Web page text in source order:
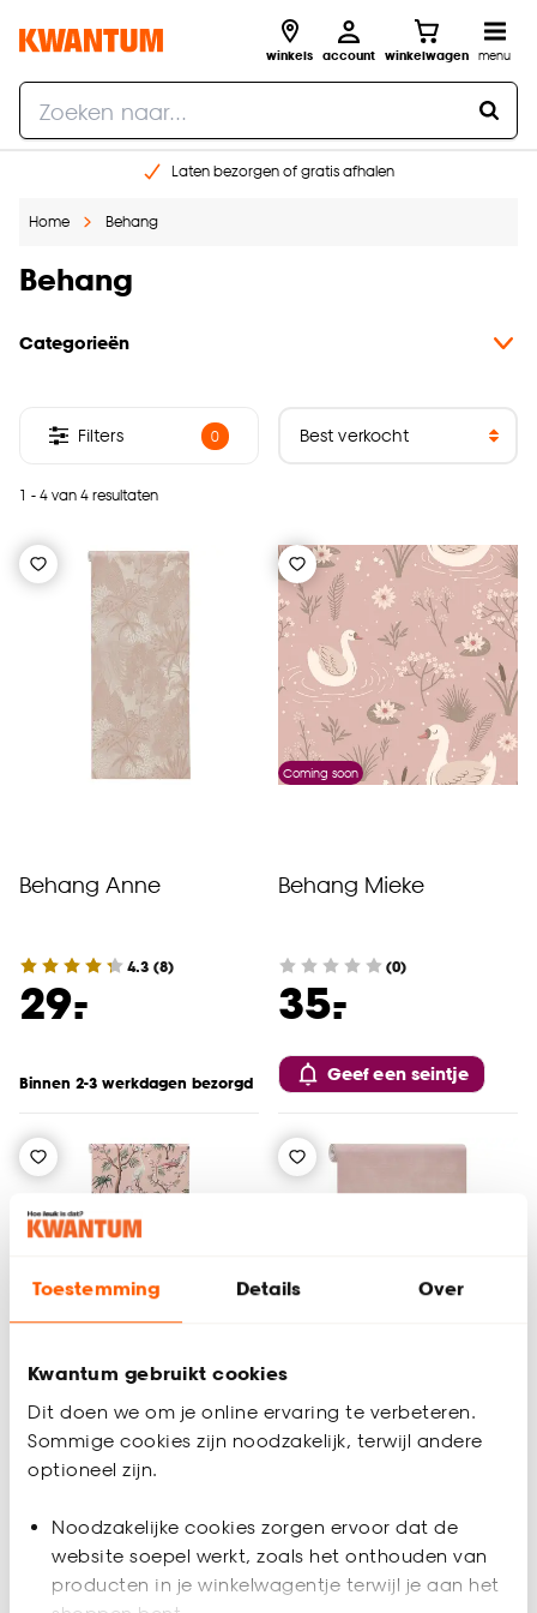
Toestemming Details Over
Kwantum gebruikt cookies
Dit doen we om je online ervaring te verbeteren.
Sommige cookies zijn noodzakelijk, terwijl andere
optioneel zijn.
Noodzakelijke cookies zorgen ervoor dat de
website soepel werkt, zoals het onthouden van
producten in je winkelwagentje terwijl je aan het
winkels account winkelwagen menu
Laten bezorgen of gratis afhalen
Gratis raam advies en opmeten aan huis
Home Behang
Behang
Categorieën
1 - 4 van 4 resultaten
Filters 0
Behang Anne
4.3 (8)
29.
-
Binnen 2-3 werkdagen bezorgd
Coming soon
Behang Mieke
(0)
35.
-
Geef een seintje
Behang Emma Roze
4.4(22)
29.
-
5(7)
26.-